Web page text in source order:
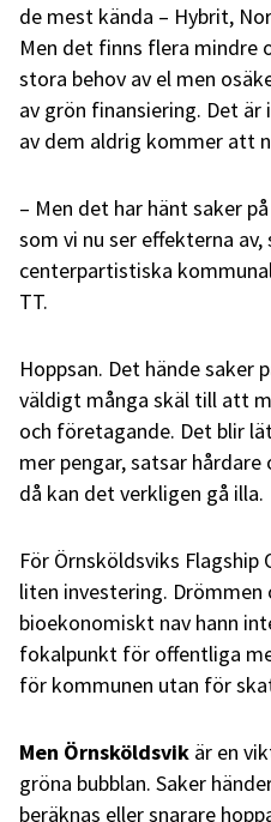
de mest kända – Hybrit,
Men det finns flera mindre
stora behov av el men
av grön finansiering. Det
av dem aldrig kommer att
– Men det har hänt saker
som vi nu ser effekterna av,
centerpartistiska
TT.
Hoppsan. Det hände saker
väldigt många skäl till att
och företagande. Det blir
mer pengar, satsar
då kan det verkligen gå illa.
För Örnsköldsviks Flagship
liten investering.
bioekonomiskt nav hann
fokalpunkt för offentliga
för kommunen utan för
Men Örnsköldsvik är en
gröna bubblan. Saker
beräknas eller snarare